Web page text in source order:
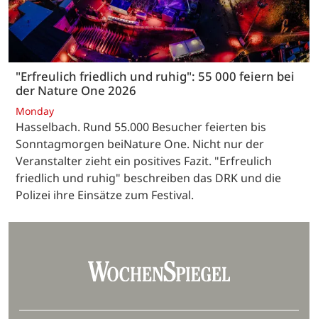
"Erfreulich friedlich und ruhig": 55 000 feiern bei
der Nature One 2026
Monday
Hasselbach. Rund 55.000 Besucher feierten bis
Sonntagmorgen beiNature One. Nicht nur der
Veranstalter zieht ein positives Fazit. "Erfreulich
friedlich und ruhig" beschreiben das DRK und die
Polizei ihre Einsätze zum Festival.